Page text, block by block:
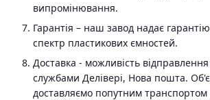
випромінювання.
Гарантія – наш завод надає
спектр пластикових ємностей.
Доставка - можливість
службами Делівері, Нова пошта.
доставляємо попутним транспортом